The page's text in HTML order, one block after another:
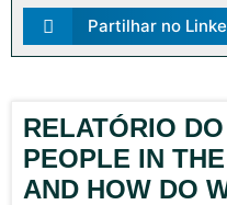
Partilhar no
RELATÓRIO
PEOPLE IN
AND HOW DO